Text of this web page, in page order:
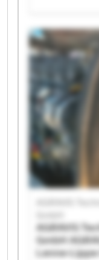
Technik Lenne-
Lippe GmbH
AGRAVIS
Technik Lenne-
Lippe GmbH
AGRAVIS
Technik Lenne-
Lippe GmbH
AGRAVIS
Technik Lenne-
Lippe GmbH
AGRAVIS
AGRAVIS
GmbH
Lenne-